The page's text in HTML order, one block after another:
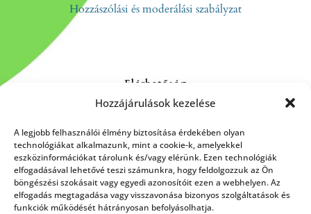
Hozzájárulások kezelése
A legjobb felhasználói élmény biztosítása érdekében olyan
technológiákat alkalmazunk, mint a cookie-k, amelyekkel
eszközinformációkat tárolunk és/vagy elérünk. Ezen technológiák
elfogadásával lehetővé teszi számunkra, hogy feldolgozzuk az Ön
böngészési szokásait vagy egyedi azonosítóit ezen a webhelyen. Az
elfogadás megtagadása vagy visszavonása bizonyos szolgáltatások és
funkciók működését hátrányosan befolyásolhatja.
Hozzászólási és moderálási szabályzat
Elérhetőség
Kapcsolat
Rólunk
HÍRLEVÉL FELIRATKOZÁS